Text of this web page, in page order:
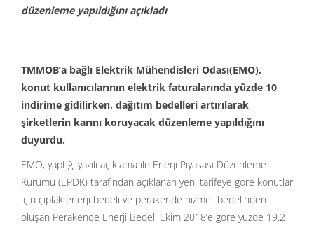
düzenleme yapıldığını açıkladı
TMMOB’a bağlı Elektrik Mühendisleri Odası(EMO),
konut kullanıcılarının elektrik faturalarında yüzde 10
indirime gidilirken, dağıtım bedelleri artırılarak
şirketlerin karını koruyacak düzenleme yapıldığını
duyurdu.
EMO, yaptığı yazılı açıklama ile Enerji Piyasası Düzenleme
Kurumu (EPDK) tarafından açıklanan yeni tarifeye göre konutlar
için çıplak enerji bedeli ve perakende hizmet bedelinden
oluşan Perakende Enerji Bedeli Ekim 2018’e göre yüzde 19.2